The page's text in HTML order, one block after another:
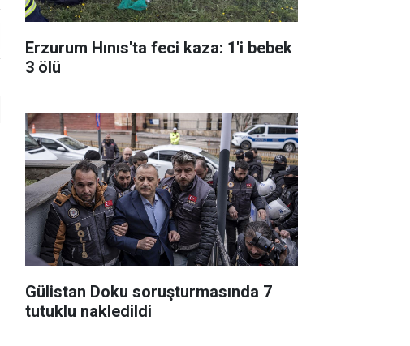
Erzurum Hınıs'ta feci kaza: 1'i bebek
3 ölü
Gülistan Doku soruşturmasında 7
tutuklu nakledildi